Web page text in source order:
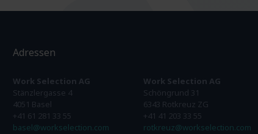
Adressen
Work Selection AG
Stänzlergasse 4
4051 Basel
+41 61 281 33 55
basel@workselection.com
Work Selection AG
Schöngrund 31
6343 Rotkreuz ZG
+41 41 203 33 55
rotkreuz@workselection.com